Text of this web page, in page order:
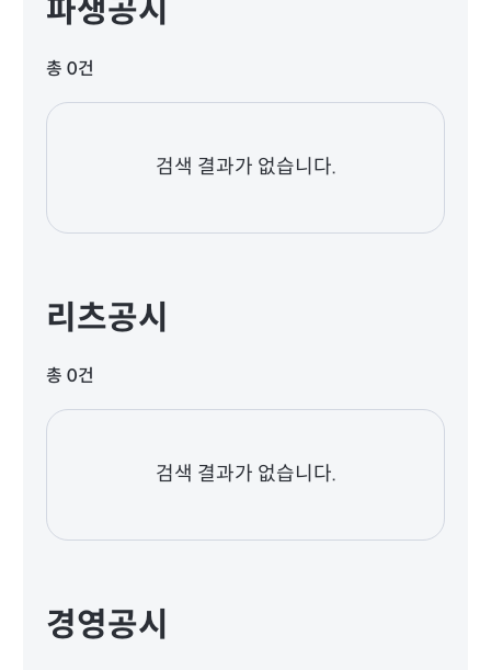
파생공시
총 0건
검색 결과가 없습니다.
리츠공시
총 0건
검색 결과가 없습니다.
경영공시